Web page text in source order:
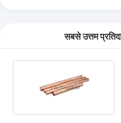
सबसे उत्तम